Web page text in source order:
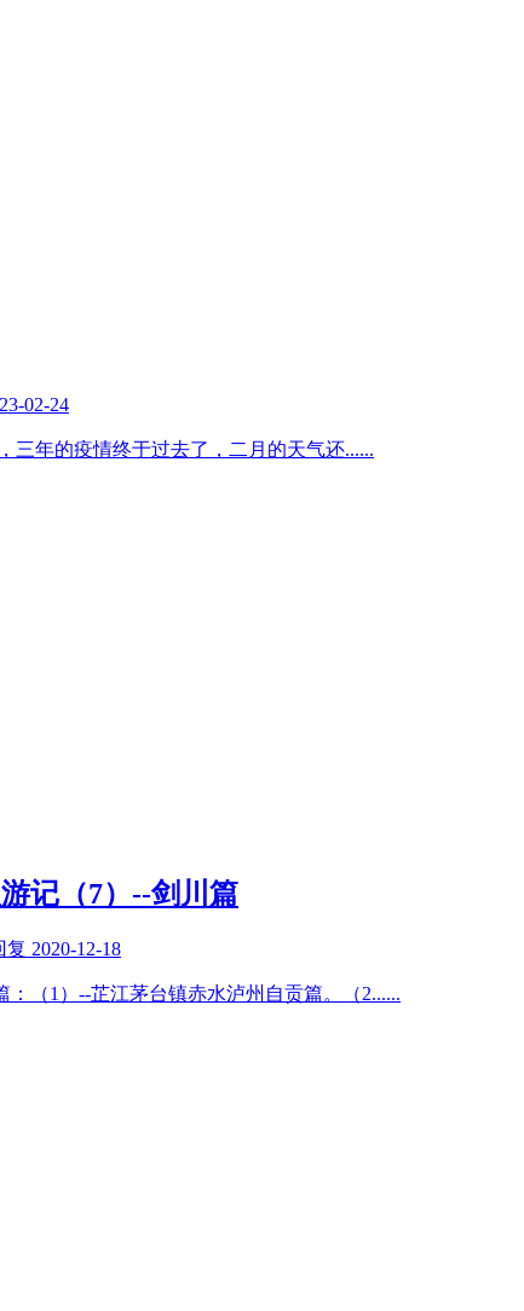
02-24
三年的疫情终于过去了，二月的天气还......
记（7）--剑川篇
复 2020-12-18
：（1）--芷江茅台镇赤水泸州自贡篇。（2......